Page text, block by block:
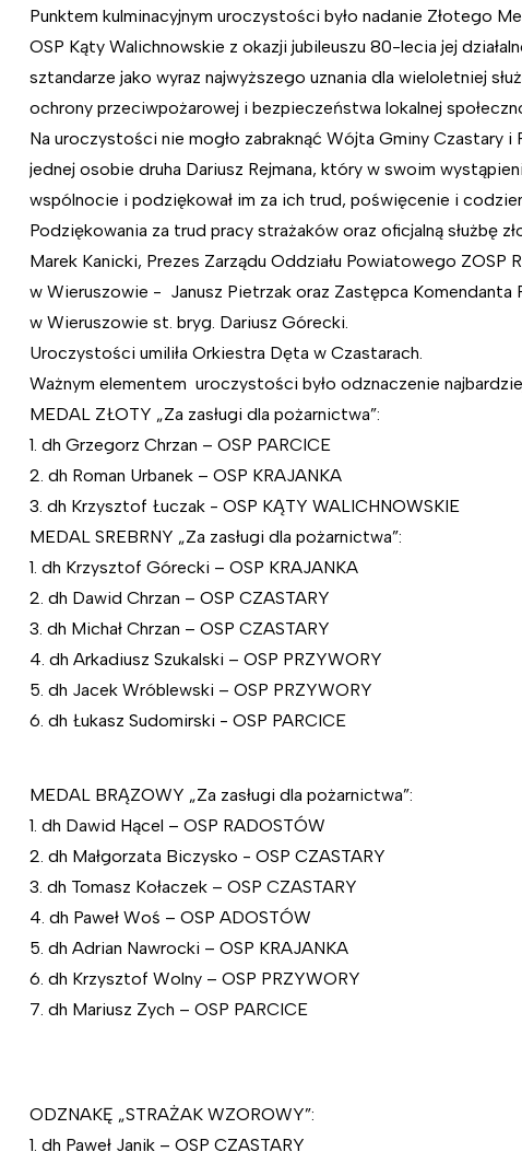
Punktem kulminacyjnym uroczystości było nadanie Złotego
OSP Kąty Walichnowskie z okazji jubileuszu 80-lecia jej
sztandarze jako wyraz najwyższego uznania dla wieloletniej
ochrony przeciwpożarowej i bezpieczeństwa lokalnej
Na uroczystości nie mogło zabraknąć Wójta Gminy Czastary i
jednej osobie druha Dariusz Rejmana, który w swoim
wspólnocie i podziękował im za ich trud, poświęcenie i
Podziękowania za trud pracy strażaków oraz oficjalną służbę
Marek Kanicki, Prezes Zarządu Oddziału Powiatowego ZOSP
w Wieruszowie - Janusz Pietrzak oraz Zastępca Komendanta
w Wieruszowie st. bryg. Dariusz Górecki.
Uroczystości umiliła Orkiestra Dęta w Czastarach.
Ważnym elementem uroczystości było odznaczenie
MEDAL ZŁOTY „Za zasługi dla pożarnictwa”:
1. dh Grzegorz Chrzan – OSP PARCICE
2. dh Roman Urbanek – OSP KRAJANKA
3. dh Krzysztof Łuczak - OSP KĄTY WALICHNOWSKIE
MEDAL SREBRNY „Za zasługi dla pożarnictwa”:
1. dh Krzysztof Górecki – OSP KRAJANKA
2. dh Dawid Chrzan – OSP CZASTARY
3. dh Michał Chrzan – OSP CZASTARY
4. dh Arkadiusz Szukalski – OSP PRZYWORY
5. dh Jacek Wróblewski – OSP PRZYWORY
6. dh Łukasz Sudomirski - OSP PARCICE
MEDAL BRĄZOWY „Za zasługi dla pożarnictwa”:
1. dh Dawid Hącel – OSP RADOSTÓW
2. dh Małgorzata Biczysko - OSP CZASTARY
3. dh Tomasz Kołaczek – OSP CZASTARY
4. dh Paweł Woś – OSP ADOSTÓW
5. dh Adrian Nawrocki – OSP KRAJANKA
6. dh Krzysztof Wolny – OSP PRZYWORY
7. dh Mariusz Zych – OSP PARCICE
ODZNAKĘ „STRAŻAK WZOROWY”:
1. dh Paweł Janik – OSP CZASTARY